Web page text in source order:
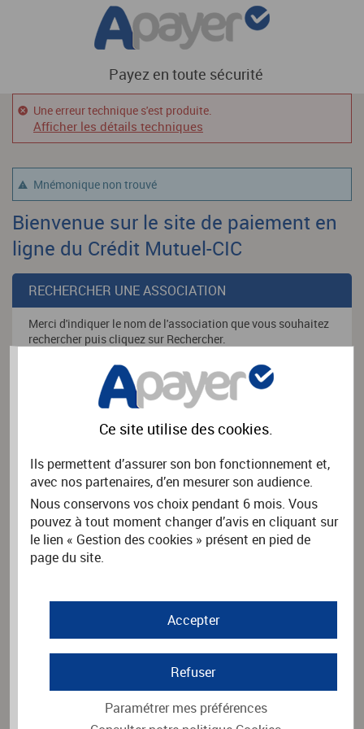
Payez en toute sécurité
Une erreur technique s'est produite.
Afficher les détails techniques
Mnémonique non trouvé
Bienvenue sur le site de paiement en
ligne du Crédit Mutuel-CIC
RECHERCHER UNE ASSOCIATION
Merci d'indiquer le nom de l'association que vous souhaitez
rechercher puis cliquez sur Rechercher.
Nom de l'association *
Rechercher
PAYER UNE FACTURE
Vous souhaitez payer une facture.
Merci d'indiquer le nom de l'organisme émetteur de la facture
puis cliquez sur Rechercher.
Nom de l'organisme *
Rechercher
Ce site utilise descookies.
Ils permettent d’assurer son bon fonctionnement et,
avec nos partenaires, d’en mesurer son audience.
Nous conservons vos choix pendant 6 mois. Vous
pouvez à tout moment changer d’avis en cliquant sur
le lien « Gestion des cookies » présent en pied de
page du site.
Accepter
Refuser
Paramétrer mes préférences